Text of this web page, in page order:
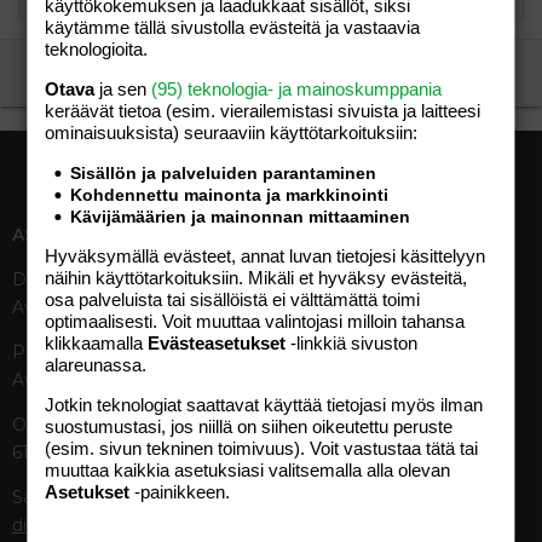
ASIAKASPALVELU
Digipalvelut (09) 156 6227
Avoinna ma–pe 8–19
Painettu lehti (09) 156 665
Avoinna ma–pe 8–19
Otavamedian vaihde (09) 156
61
Sähköposti (digi)
digi@otavamedia.fi
Tekniset tiedot, aikataulut ja
ilmoitushinnat
Tietoa verkon kävijöistä
Käyttöehdot
TUOTTEET
käyttökokemuksen ja laadukkaat sisällöt, siksi
käytämme tällä sivustolla evästeitä ja vastaavia
teknologioita.
Otavaja sen (95) teknologia- ja mainoskumppania
keräävät tietoa (esim. vierailemis­tasi sivuista ja laitteesi
ominaisuuk­sista) seuraaviin käyttötarkoituksiin:
Sisällön ja palveluiden parantaminen
Kohdennettu mainonta ja markkinointi
Kävijämäärien ja mainonnan mittaaminen
Hyväksymällä evästeet, annat luvan tietojesi käsittelyyn
näihin käyttötarkoituksiin. Mikäli et hyväksy evästeitä,
osa palveluista tai sisällöistä ei välttämättä toimi
optimaalisesti. Voit muuttaa valintojasi milloin tahansa
klikkaamalla Evästeasetukset -linkkiä sivuston
alareunassa.
Jotkin teknologiat saattavat käyttää tietojasi myös ilman
suostumustasi, jos niillä on siihen oikeutettu peruste
(esim. sivun tekninen toimivuus). Voit vastustaa tätä tai
muuttaa kaikkia asetuksiasi valitsemalla alla olevan
Asetukset -painikkeen.